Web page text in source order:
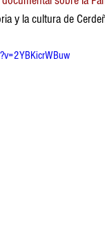
y la cultura de